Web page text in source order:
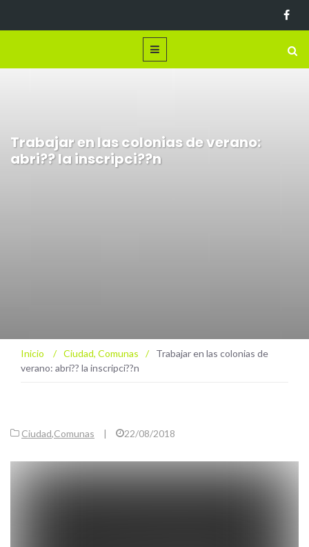
Trabajar en las colonias de verano:
abri?? la inscripci??n
Inicio / Ciudad, Comunas /
Trabajar en las colonias de
verano: abri?? la inscripci??n
Ciudad,Comunas | 22/08/2018